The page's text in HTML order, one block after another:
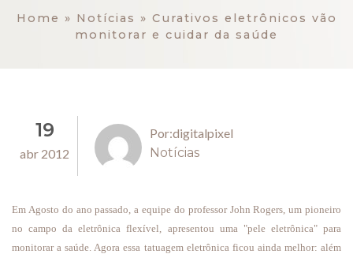
Home » Notícias » Curativos eletrônicos vão
monitorar e cuidar da saúde
Por:digitalpixel
Notícias
19
abr 2012
Em Agosto do ano passado, a equipe do professor John Rogers, um pioneiro
no campo da eletrônica flexível, apresentou uma "pele eletrônica" para
monitorar a saúde. Agora essa tatuagem eletrônica ficou ainda melhor: além